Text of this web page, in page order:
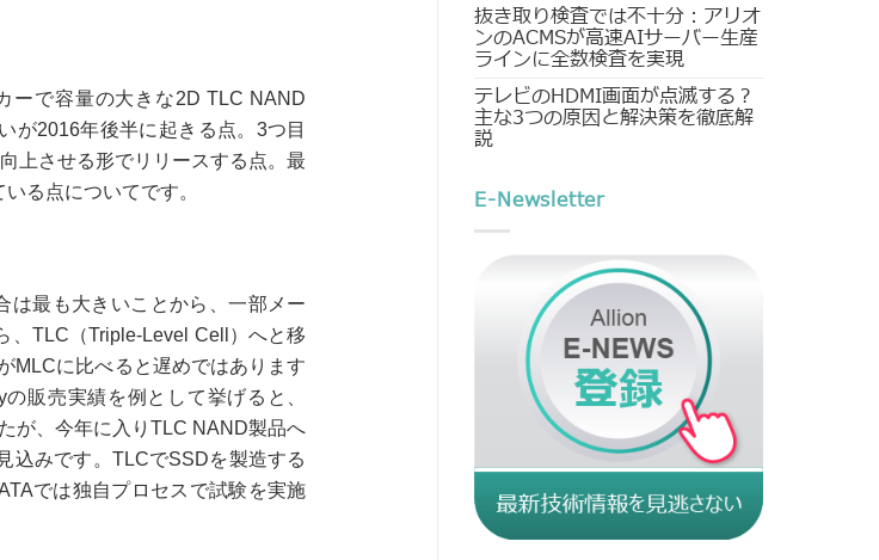
ーで容量の大きな2D TLC NAND
が2016年後半に起きる点。3つ目
上させる形でリリースする点。最
る点についてです。
は最も大きいことから、一部メー
、TLC（Triple-Level Cell）へと移
MLCに比べると遅めではあります
販売実績を例として挙げると、
が、今年に入りTLC NAND製品へ
込みです。TLCでSSDを製造する
では独自プロセスで試験を実施
抜き取り検査では不十分：アリオ
ンのACMSが高速AIサーバー生産
ラインに全数検査を実現
テレビのHDMI画面が点滅する？
主な3つの原因と解決策を徹底解
説
E-Newsletter